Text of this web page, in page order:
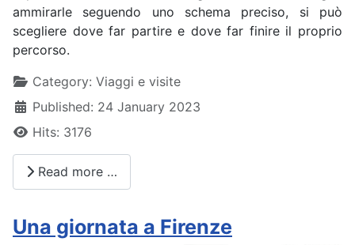
ammirarle seguendo uno schema preciso, si può
scegliere dove far partire e dove far finire il proprio
percorso.
DetailsCategory: Viaggi e visite
Published: 24 January 2023
Hits: 3176
Read more …
Una giornata a Firenze